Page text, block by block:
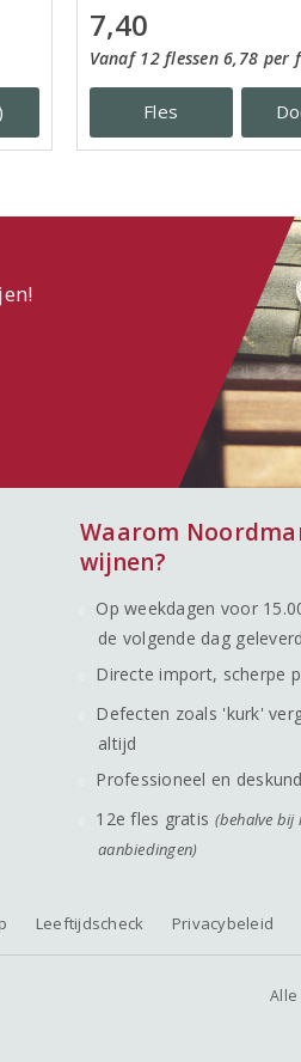
7,40
Vanaf 12 flessen 6,78 per
Fles
Waarom
wijnen?
Op weekdagen voor
de volgende dag
Directe import, scherpe
Defecten zoals 'kurk'
altijd
Professioneel en
12e fles gratis (behalve bij
aanbiedingen)
Leeftijdscheck Privacybeleid
Alle